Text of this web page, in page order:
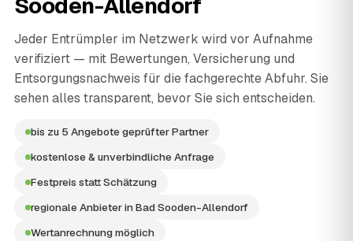
Jeder Entrümpler im Netzwerk wird vor Aufnahme
verifiziert — mit Bewertungen, Versicherung und
Entsorgungsnachweis für die fachgerechte Abfuhr. Sie
sehen alles transparent, bevor Sie sich entscheiden.
bis zu 5 Angebote geprüfter Partner
kostenlose & unverbindliche Anfrage
Festpreis statt Schätzung
regionale Anbieter in Bad Sooden-Allendorf
Wertanrechnung möglich